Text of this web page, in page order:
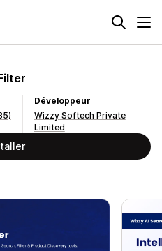
Développeur
Wizzy Softech Private
Limited